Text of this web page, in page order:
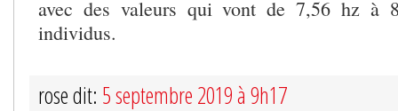
avec des valeurs qui vont de 7,56 hz à
individus.
rose dit: 5 septembre 2019 à 9h17